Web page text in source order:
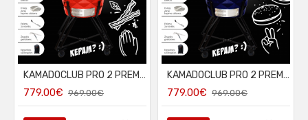
KAMADOCLUB PRO 2 PREMIUM+ KEPSNINĖ, RAUDONA
779.00€ 969.00€
KAMADOCLUB PRO 2 PREMIUM+ KEPSNINĖ, MĖLYNA
779.00€ 969.00€